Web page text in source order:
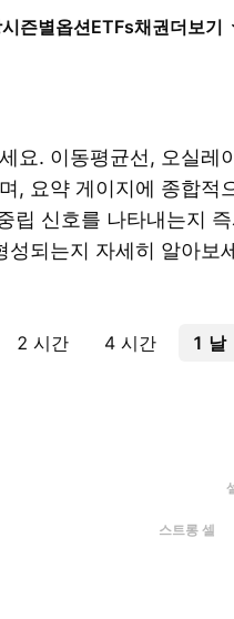
시즌별옵션ETFs채권더보기
요. 이동평균선, 오실레
, 요약 게이지에 종합적
립 신호를 나타내는지 즉
되는지 자세히 알아보
2 시간 4 시간 1 날
스트롱 셀